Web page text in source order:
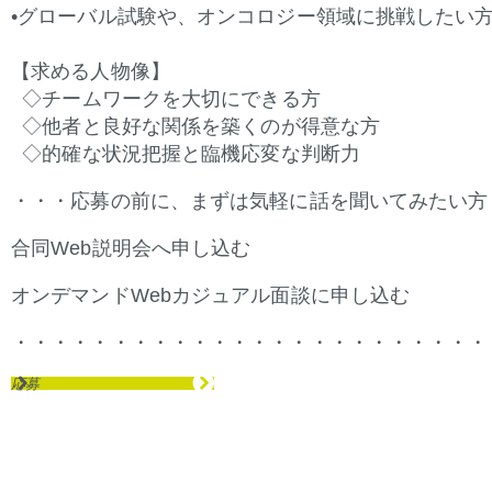
•グローバル試験や、オンコロジー領域に挑戦したい
【求める人物像】
◇チームワークを大切にできる方
◇他者と良好な関係を築くのが得意な方
◇的確な状況把握と臨機応変な判断力
・・・応募の前に、まずは気軽に話を聞いてみたい方
合同Web説明会へ申し込む
オンデマンドWebカジュアル面談に申し込む
・・・・・・・・・・・・・・・・・・・・・・・・
応募